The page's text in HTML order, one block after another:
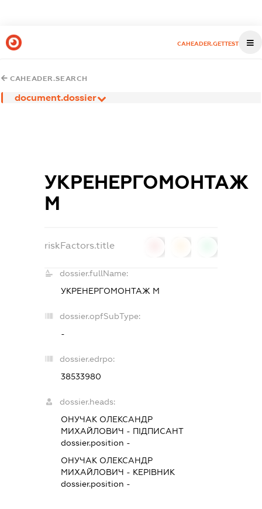
CAHEADER.GETTEST
CAHEADER.SEARCH
document.dossier
УКРЕНЕРГОМОНТАЖ
М
riskFactors.title
dossier.fullName:
УКРЕНЕРГОМОНТАЖ М
dossier.opfSubType:
-
dossier.edrpo:
38533980
dossier.heads:
ОНУЧАК ОЛЕКСАНДР
МИХАЙЛОВИЧ - ПІДПИСАНТ
dossier.position -
ОНУЧАК ОЛЕКСАНДР
МИХАЙЛОВИЧ - КЕРІВНИК
dossier.position -